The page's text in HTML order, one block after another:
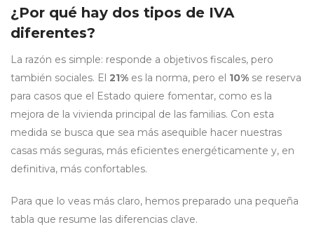
¿Por qué hay dos tipos de IVA
diferentes?
La razón es simple: responde a objetivos fiscales, pero
también sociales. El 21% es la norma, pero el 10% se reserva
para casos que el Estado quiere fomentar, como es la
mejora de la vivienda principal de las familias. Con esta
medida se busca que sea más asequible hacer nuestras
casas más seguras, más eficientes energéticamente y, en
definitiva, más confortables.
Para que lo veas más claro, hemos preparado una pequeña
tabla que resume las diferencias clave.